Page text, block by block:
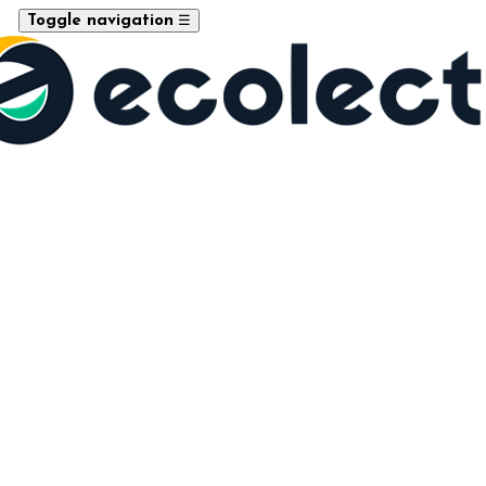
Toggle navigation ☰